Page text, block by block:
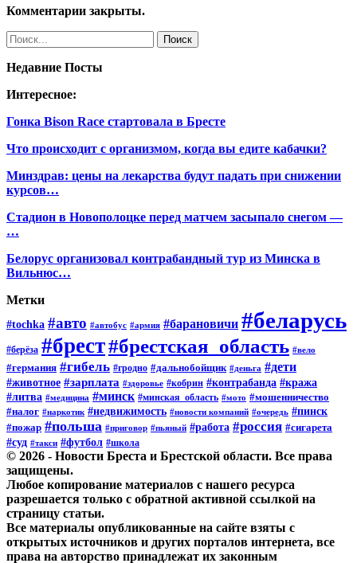
Комментарии закрыты.
Недавние Посты
Интересное:
Гонка Bison Race стартовала в Бресте
Что происходит с организмом, когда вы едите кабачки?
Минздрав: цены на лекарства будут падать при снижении
курсов…
Стадион в Новополоцке перед матчем засыпало снегом —
…
Белорус организовал контрабандный тур из Минска в
Вильнюс…
Метки
#tochka #авто #автобус #армия #барановичи #беларусь
#берёза #брест#брестская_область #вело
#германия #гибель #гродно #дальнобойщик #деньга #дети
#животное #зарплата #здоровье #кобрин #контрабанда #кража
#литва #медицина #минск #минская_область #мото #мошенничество
#налог #наркотик #недвижимость #новости компаний #очередь #пинск
#пожар #польша #приговор #пьяный #работа #россия #сигарета
#суд #такси #футбол #школа
© 2026 - Новости Бреста и Брестской области. Все права
защищены.
Любое копирование материалов с нашего ресурса
разрешается только с обратной активной ссылкой на
страницу статьи.
Все материалы опубликованные на сайте взяты с
открытых источников и других порталов интернета, все
права на авторство принадлежат их законным